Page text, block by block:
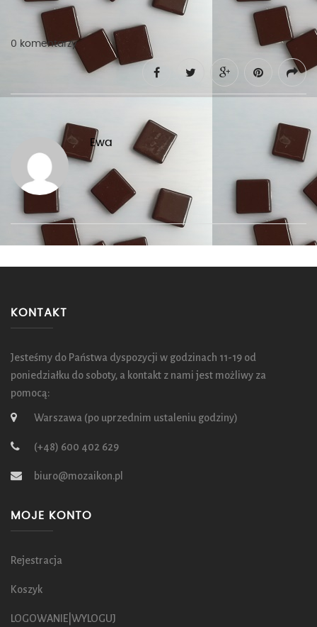
0 komentarzy
Ewa
KONTAKT
Jesteśmy do Państwa dyspozycji w godzinach 11-19 od
poniedziałku do soboty, a kontakt z nami jest możliwy za
pomocą:
Warszawa (po uprzednim ustaleniu godziny)
(+48) 600 402 629
biuro@mozaikon.pl
MOJE KONTO
Rejestracja
Koszyk
LOGOWANIE|WYLOGUJ